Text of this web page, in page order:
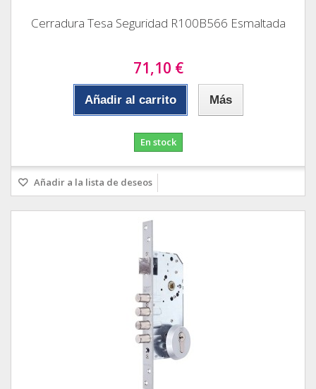
Cerradura Tesa Seguridad R100B566 Esmaltada
71,10 €
Añadir al carrito Más
En stock
Añadir a la lista de deseos